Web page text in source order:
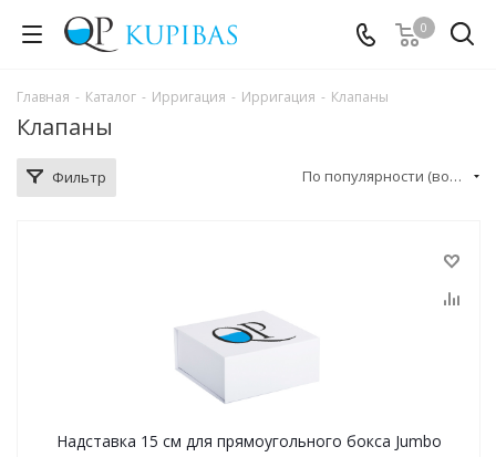
0
Главная - Каталог - Ирригация - Ирригация - Клапаны
Клапаны
Фильтр По популярности (возрастание)
Надставка 15 см для прямоугольного бокса Jumbo